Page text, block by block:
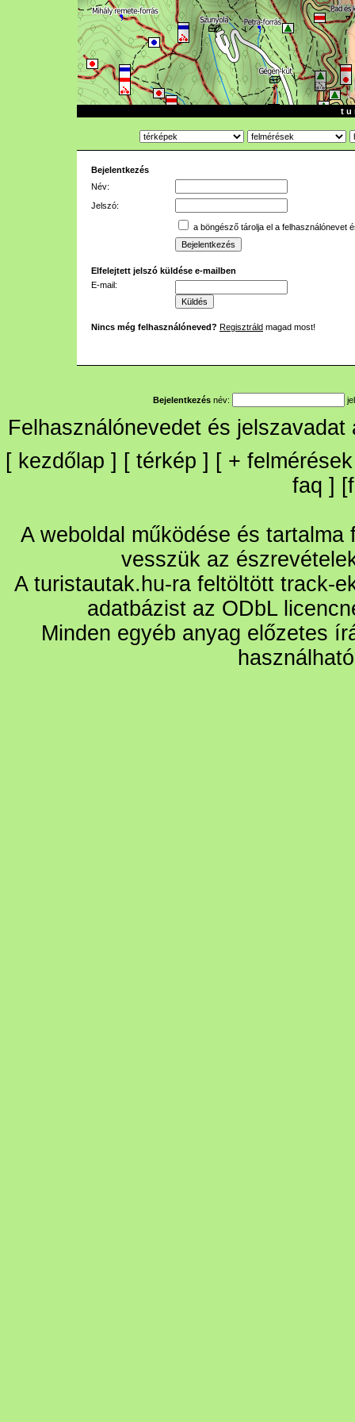
t u
Bejelentkezés
Név:
Jelszó:
a böngésző tárolja el a felhasználónevet
Elfelejtett jelszó küldése e-mailben
E-mail:
Nincs még felhasználóneved? Regisztráld magad most!
Bejelentkezés név:
Felhasználónevedet és
[ kezdőlap ] [ térkép ] [ + felmérések
faq ] [
A weboldal működése és
vesszük az
A turistautak.hu-ra feltöltött track-
adatbázist az ODbL
Minden egyéb anyag előzetes